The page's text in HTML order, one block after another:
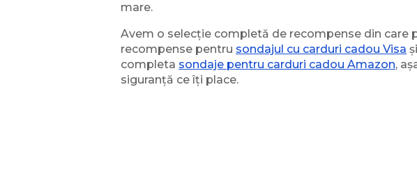
mare.
Avem o selecție completă de recompense din care
recompense pentru sondajul cu carduri cadou Visa
completa sondaje pentru carduri cadou Amazon,
siguranță ce îți place.